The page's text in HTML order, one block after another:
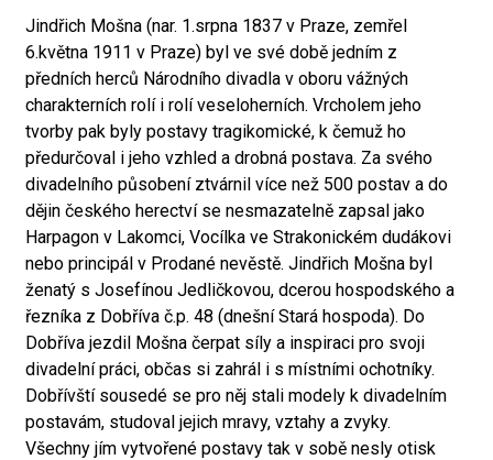
Jindřich Mošna (nar. 1.srpna 1837 v Praze, zemřel
6.května 1911 v Praze) byl ve své době jedním z
předních herců Národního divadla v oboru vážných
charakterních rolí i rolí veseloherních. Vrcholem jeho
tvorby pak byly postavy tragikomické, k čemuž ho
předurčoval i jeho vzhled a drobná postava. Za svého
divadelního působení ztvárnil více než 500 postav a do
dějin českého herectví se nesmazatelně zapsal jako
Harpagon v Lakomci, Vocílka ve Strakonickém dudákovi
nebo principál v Prodané nevěstě. Jindřich Mošna byl
ženatý s Josefínou Jedličkovou, dcerou hospodského a
řezníka z Dobříva č.p. 48 (dnešní Stará hospoda). Do
Dobříva jezdil Mošna čerpat síly a inspiraci pro svoji
divadelní práci, občas si zahrál i s místními ochotníky.
Dobřívští sousedé se pro něj stali modely k divadelním
postavám, studoval jejich mravy, vztahy a zvyky.
Všechny jím vytvořené postavy tak v sobě nesly otisk